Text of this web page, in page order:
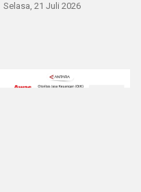
Selasa, 21 Juli 2026